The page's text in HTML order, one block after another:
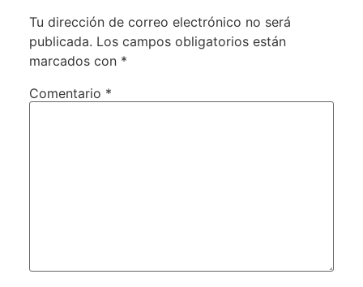
Tu dirección de correo electrónico no será
publicada. Los campos obligatorios están
marcados con *
Comentario *